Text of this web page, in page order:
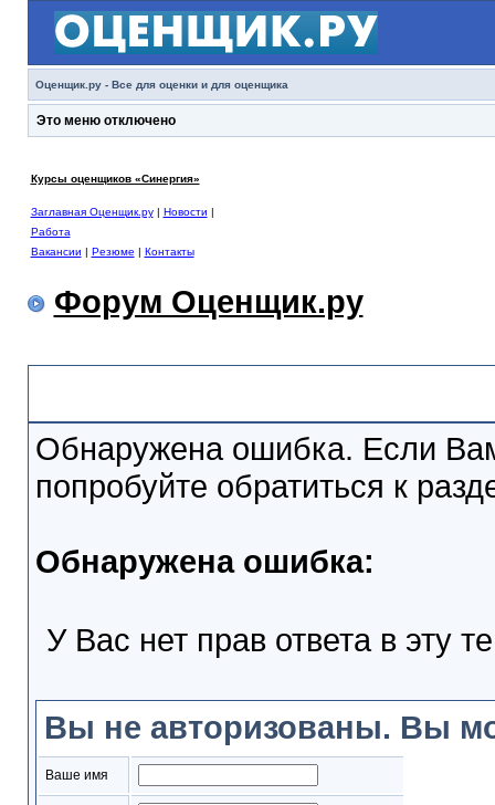
Оценщик.ру - Все для оценки и для оценщика
Это меню отключено
Курсы оценщиков «Синергия»
Заглавная Оценщик.ру| Новости |
Работа
Вакансии | Резюме | Контакты
Форум Оценщик.ру
Обнаружена ошибка. Если
попробуйте обратиться к
Обнаружена ошибка:
У Вас нет прав ответа в эту
Вы не авторизованы. Вы
Ваше имя